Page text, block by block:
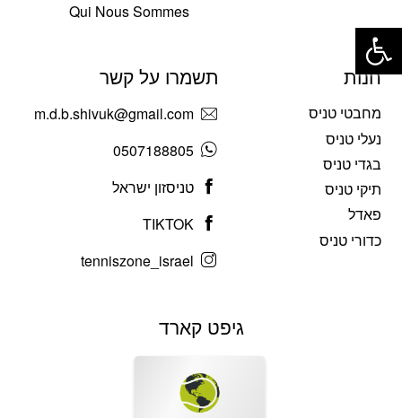
Qui Nous Sommes
חנות
מחבטי טניס
נעלי טניס
בגדי טניס
תיקי טניס
פאדל
כדורי טניס
תשמרו על קשר
m.d.b.shivuk@gmail.com
0507188805
טניסזון ישראל
TIKTOK
tenniszone_israel
גיפט קארד
פתח סרגל נגישות